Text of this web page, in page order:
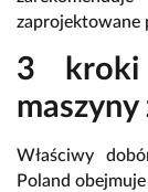
zaprojektowane
3 kroki
Właściwy
Poland